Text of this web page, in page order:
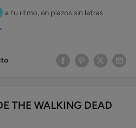
THE WALKING DEAD